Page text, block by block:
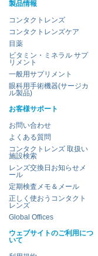
製品情報
コンタクトレンズ
コンタクトレンズケア
目薬
ビタミン・ミネラル サプ
リメント
一般用サプリメント
眼科用手術機器(サージカ
ル製品)
お客様サポート
お問い合わせ
よくある質問
コンタクトレンズ 取扱い
施設検索
レンズ交換日お知らせメ
ール
定期検査メモ＆メール
正しく使おうコンタクト
レンズ
Global Offices
ウェブサイトのご利用につ
いて